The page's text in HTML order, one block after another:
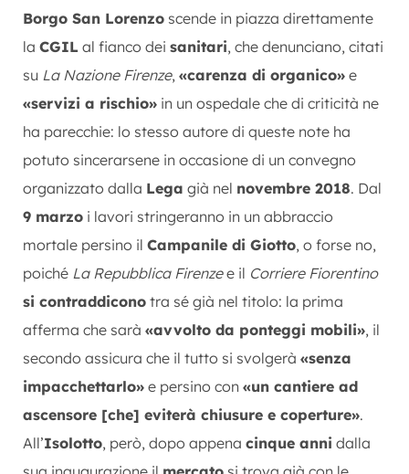
Borgo San Lorenzo scende in piazza direttamente
la CGIL al fianco dei sanitari, che denunciano, citati
su La Nazione Firenze, «carenza di organico» e
«servizi a rischio» in un ospedale che di criticità ne
ha parecchie: lo stesso autore di queste note ha
potuto sincerarsene in occasione di un convegno
organizzato dalla Lega già nel novembre 2018. Dal
9 marzo i lavori stringeranno in un abbraccio
mortale persino il Campanile di Giotto, o forse no,
poiché La Repubblica Firenzee il Corriere Fiorentino
si contraddicono tra sé già nel titolo: la prima
afferma che sarà «avvolto da ponteggi mobili», il
secondo assicura che il tutto si svolgerà «senza
impacchettarlo» e persino con «un cantiere ad
ascensore [che] eviterà chiusure e coperture».
All’Isolotto, però, dopo appena cinque anni dalla